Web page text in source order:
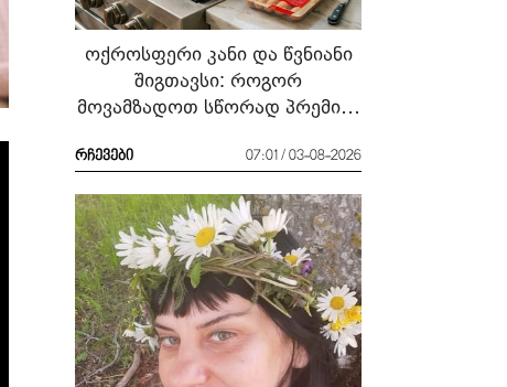
ოქროსფერი კანი და წვნიანი
შიგთავსი: როგორ
მოვამზადოთ სწორად პრემიუმ
„შეფმაისტერის“
რჩევები 07:01 / 03-08-2026